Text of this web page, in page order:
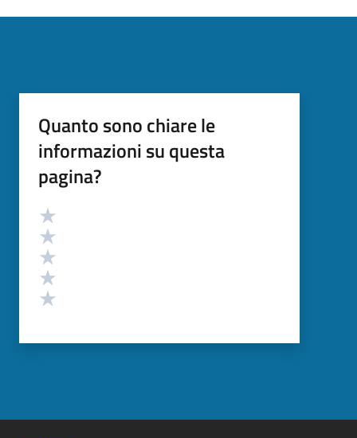
Quanto sono chiare le
informazioni su questa
pagina?
Valutazione